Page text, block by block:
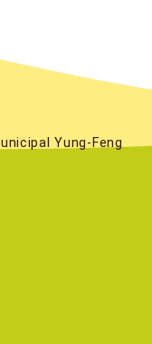
Yung-Feng